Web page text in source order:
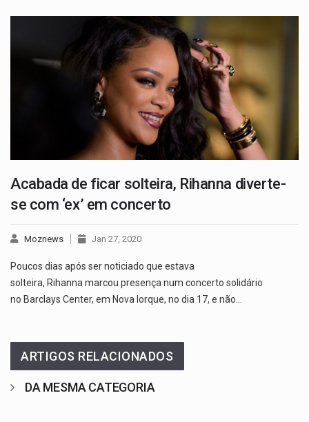
Acabada de ficar solteira, Rihanna diverte-
se com ‘ex’ em concerto
Moznews Jan 27, 2020
Poucos dias após ser noticiado que estava
solteira, Rihanna marcou presença num concerto solidário
no Barclays Center, em Nova Iorque, no dia 17, e não…
ARTIGOS RELACIONADOS
DA MESMA CATEGORIA